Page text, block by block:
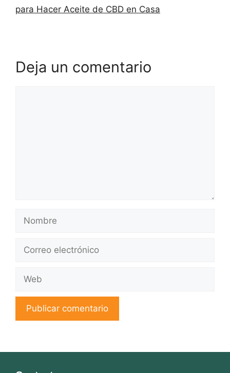
para Hacer Aceite de CBD en Casa
Deja un comentario
Nombre
Correo
Web